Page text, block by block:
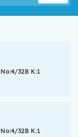
No:4/32B K:1
No:4/32B K:1